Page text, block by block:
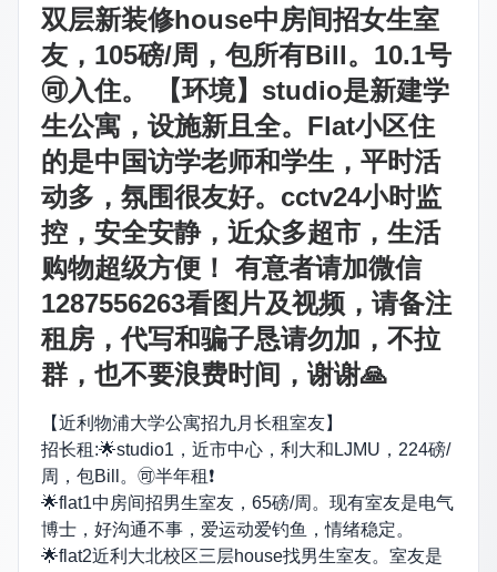
双层新装修house中房间招女生室
友，105磅/周，包所有Bill。10.1号
🉑️入住。 【环境】studio是新建学
生公寓，设施新且全。Flat小区住
的是中国访学老师和学生，平时活
动多，氛围很友好。cctv24小时监
控，安全安静，近众多超市，生活
购物超级方便！ 有意者请加微信
1287556263看图片及视频，请备注
租房，代写和骗子恳请勿加，不拉
群，也不要浪费时间，谢谢🙏
【近利物浦大学公寓招九月长租室友】
招长租:🌟studio1，近市中心，利大和LJMU，224磅/
周，包Bill。🉑️半年租❗️
🌟flat1中房间招男生室友，65磅/周。现有室友是电气
博士，好沟通不事，爱运动爱钓鱼，情绪稳定。
🌟flat2近利大北校区三层house找男生室友。室友是